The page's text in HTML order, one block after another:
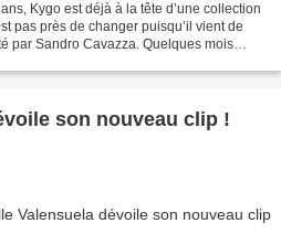
Kygo est déjà à la tête d’une collection
pas près de changer puisqu’il vient de
par Sandro Cavazza. Quelques mois
son nouveau clip !